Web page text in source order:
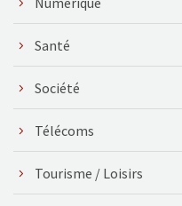
Santé
Société
Télécoms
Tourisme / Loisirs